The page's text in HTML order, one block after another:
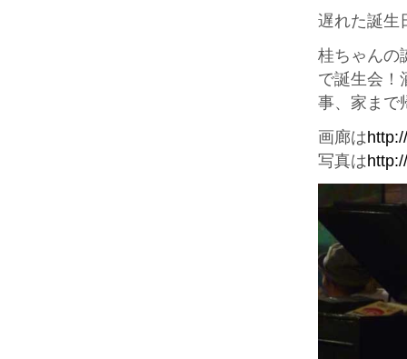
遅れた誕生
桂ちゃんの
で誕生会！
事、家まで
画廊は
写真は